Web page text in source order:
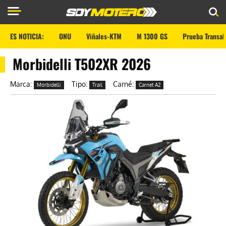
ES NOTICIA: ONU Viñales-KTM M 1300 GS Prueba
Morbidelli T502XR 2026
Marca: Morbidelli Tipo: Trail Carné: Carnet A2